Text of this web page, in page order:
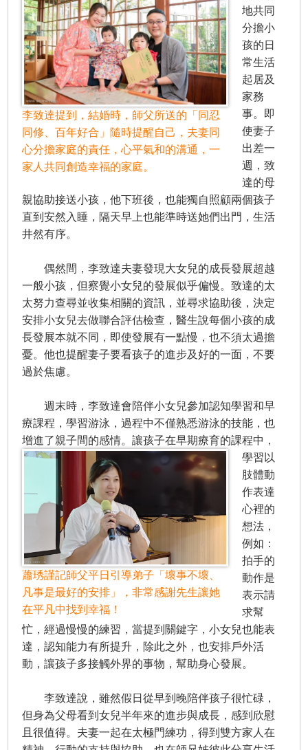
李致達提到，結婚時，師父所送的「同忍
同修、百年好合」隨時提醒自己，夫妻同
心分擔家庭的責任，心平氣和的溝通，一
家人共同創造幸福的家庭。
地共同
分擔小
孩的日
常生活
起居及
家務
事。即
使妻子
出差一
週，致
達的母
親協助接送小孩，他下班後，也能獨自照顧兩個孩子
直到安然入睡，隔天早上也能準時送她們出門，生活
井然有序。
偶然間，李致達夫妻發現大女兒的成長發展超越
一般小孩，但察覺小女兒的發展似乎偏慢。致達的太
太努力查尋並收集相關的資訊，並尋求協助後，決定
安排小女兒去做聯合評估檢查，醫生說每個小孩的成
長發展本就不同，即使發展有一點慢，也不須太過擔
憂。他也提醒妻子要看孩子的進步及好的一面，不要
過於焦慮。
週末時，李致達會陪伴小女兒參加認知學習和早
療課程，學習游泳，過程中不僅熟悉游泳的技能，也
增進了親子間的感情。讓孩子在早期療育
蕭琇謹記師父平日引導弟子「壞事不壞、
凡事是最好的安排」，非常感謝先生讓她
在平凡中找到幸福！
的課程中，
學習以
肢體動
作表達
心裡的
想法，
例如：
拍手的
動作是
表示請
求幫
忙，經過慢慢的練習，當提到關鍵字，小女兒也能表
達，認知能力有所提升，除此之外，也安排戶外活
動，讓孩子多接觸外界的事物，幫助身心發展。
李致達說，雖然假日從早到晚陪伴孩子很忙碌，
但身為父母看到女兒半年來的進步與成長，感到欣慰
且很值得。夫妻一起在太極門練功，得到雙方家人在